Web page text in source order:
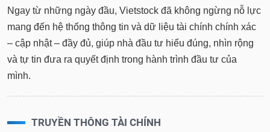
Ngay từ những ngày đầu, Vietstock đã không ngừng nỗ lực
mang đến hệ thống thông tin và dữ liệu tài chính chính xác
– cập nhật – đầy đủ, giúp nhà đầu tư hiểu đúng, nhìn rộng
và tự tin đưa ra quyết định trong hành trình đầu tư của
mình.
TRUYỀN THÔNG TÀI CHÍNH
Bài
viết
của
tác
giả
(-)
phân